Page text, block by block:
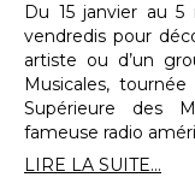
Du 15 janvier au
vendredis pour
artiste ou d’un
Musicales,
Supérieure des
fameuse radio
LIRE LA SUITE...